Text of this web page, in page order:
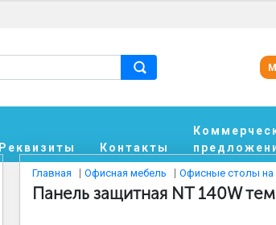
Реквизиты Контакты
Главная Офисная мебель Офисные столы на
Панель защитная NT 140W